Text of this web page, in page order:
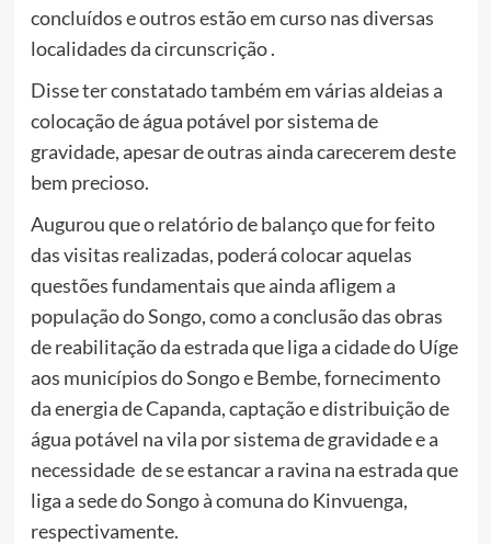
concluídos e outros estão em curso nas diversas
localidades da circunscrição .
Disse ter constatado também em várias aldeias a
colocação de água potável por sistema de
gravidade, apesar de outras ainda carecerem deste
bem precioso.
Augurou que o relatório de balanço que for feito
das visitas realizadas, poderá colocar aquelas
questões fundamentais que ainda afligem a
população do Songo, como a conclusão das obras
de reabilitação da estrada que liga a cidade do Uíge
aos municípios do Songo e Bembe, fornecimento
da energia de Capanda, captação e distribuição de
água potável na vila por sistema de gravidade e a
necessidade de se estancar a ravina na estrada que
liga a sede do Songo à comuna do Kinvuenga,
respectivamente.